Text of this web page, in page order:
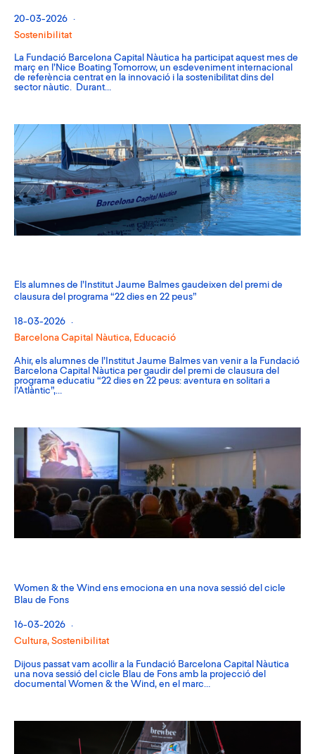
20-03-2026
Sostenibilitat
La Fundació Barcelona Capital Nàutica ha participat aquest mes de
març en l’Nice Boating Tomorrow, un esdeveniment internacional
de referència centrat en la innovació i la sostenibilitat dins del
sector nàutic. Durant…
Els alumnes de l’Institut Jaume Balmes gaudeixen del premi de
clausura del programa “22 dies en 22 peus”
18-03-2026
Barcelona Capital Nàutica, Educació
Ahir, els alumnes de l’Institut Jaume Balmes van venir a la Fundació
Barcelona Capital Nàutica per gaudir del premi de clausura del
programa educatiu “22 dies en 22 peus: aventura en solitari a
l’Atlàntic”,…
Women & the Wind ens emociona en una nova sessió del cicle
Blau de Fons
16-03-2026
Cultura, Sostenibilitat
Dijous passat vam acollir a la Fundació Barcelona Capital Nàutica
una nova sessió del cicle Blau de Fons amb la projecció del
documental Women & the Wind, en el marc…